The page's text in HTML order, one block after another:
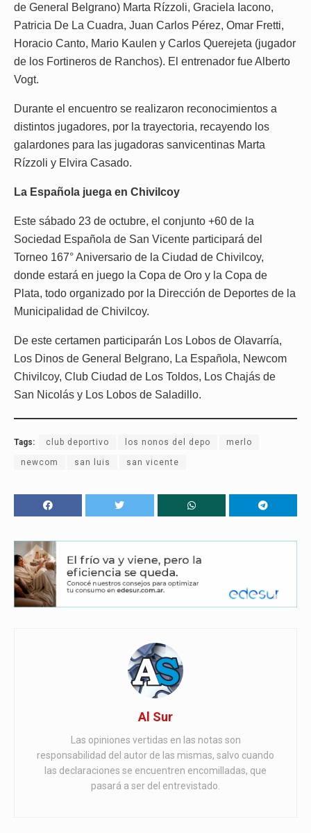
de General Belgrano) Marta Rízzoli, Graciela Iacono,
Patricia De La Cuadra, Juan Carlos Pérez, Omar Fretti,
Horacio Canto, Mario Kaulen y Carlos Querejeta (jugador
de los Fortineros de Ranchos). El entrenador fue Alberto
Vogt.
Durante el encuentro se realizaron reconocimientos a
distintos jugadores, por la trayectoria, recayendo los
galardones para las jugadoras sanvicentinas Marta
Rízzoli y Elvira Casado.
La Española juega en Chivilcoy
Este sábado 23 de octubre, el conjunto +60 de la
Sociedad Española de San Vicente participará del
Torneo 167° Aniversario de la Ciudad de Chivilcoy,
donde estará en juego la Copa de Oro y la Copa de
Plata, todo organizado por la Dirección de Deportes de la
Municipalidad de Chivilcoy.
De este certamen participarán Los Lobos de Olavarría,
Los Dinos de General Belgrano, La Española, Newcom
Chivilcoy, Club Ciudad de Los Toldos, Los Chajás de
San Nicolás y Los Lobos de Saladillo.
Tags: club deportivo los nonos del depo merlo
newcom san luis san vicente
Al Sur
Las opiniones vertidas en las notas son
responsabilidad del autor de las mismas, salvo cuando
las declaraciones se encuentren encomilladas, que
pasará a ser del entrevistado.